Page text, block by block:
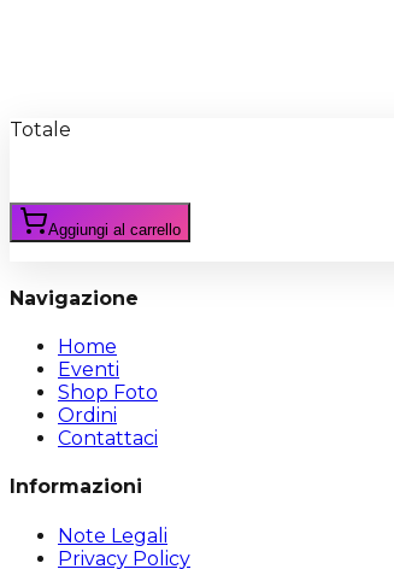
Totale
Aggiungi al carrello
Navigazione
Home
Eventi
Shop Foto
Ordini
Contattaci
Informazioni
Note Legali
Privacy Policy